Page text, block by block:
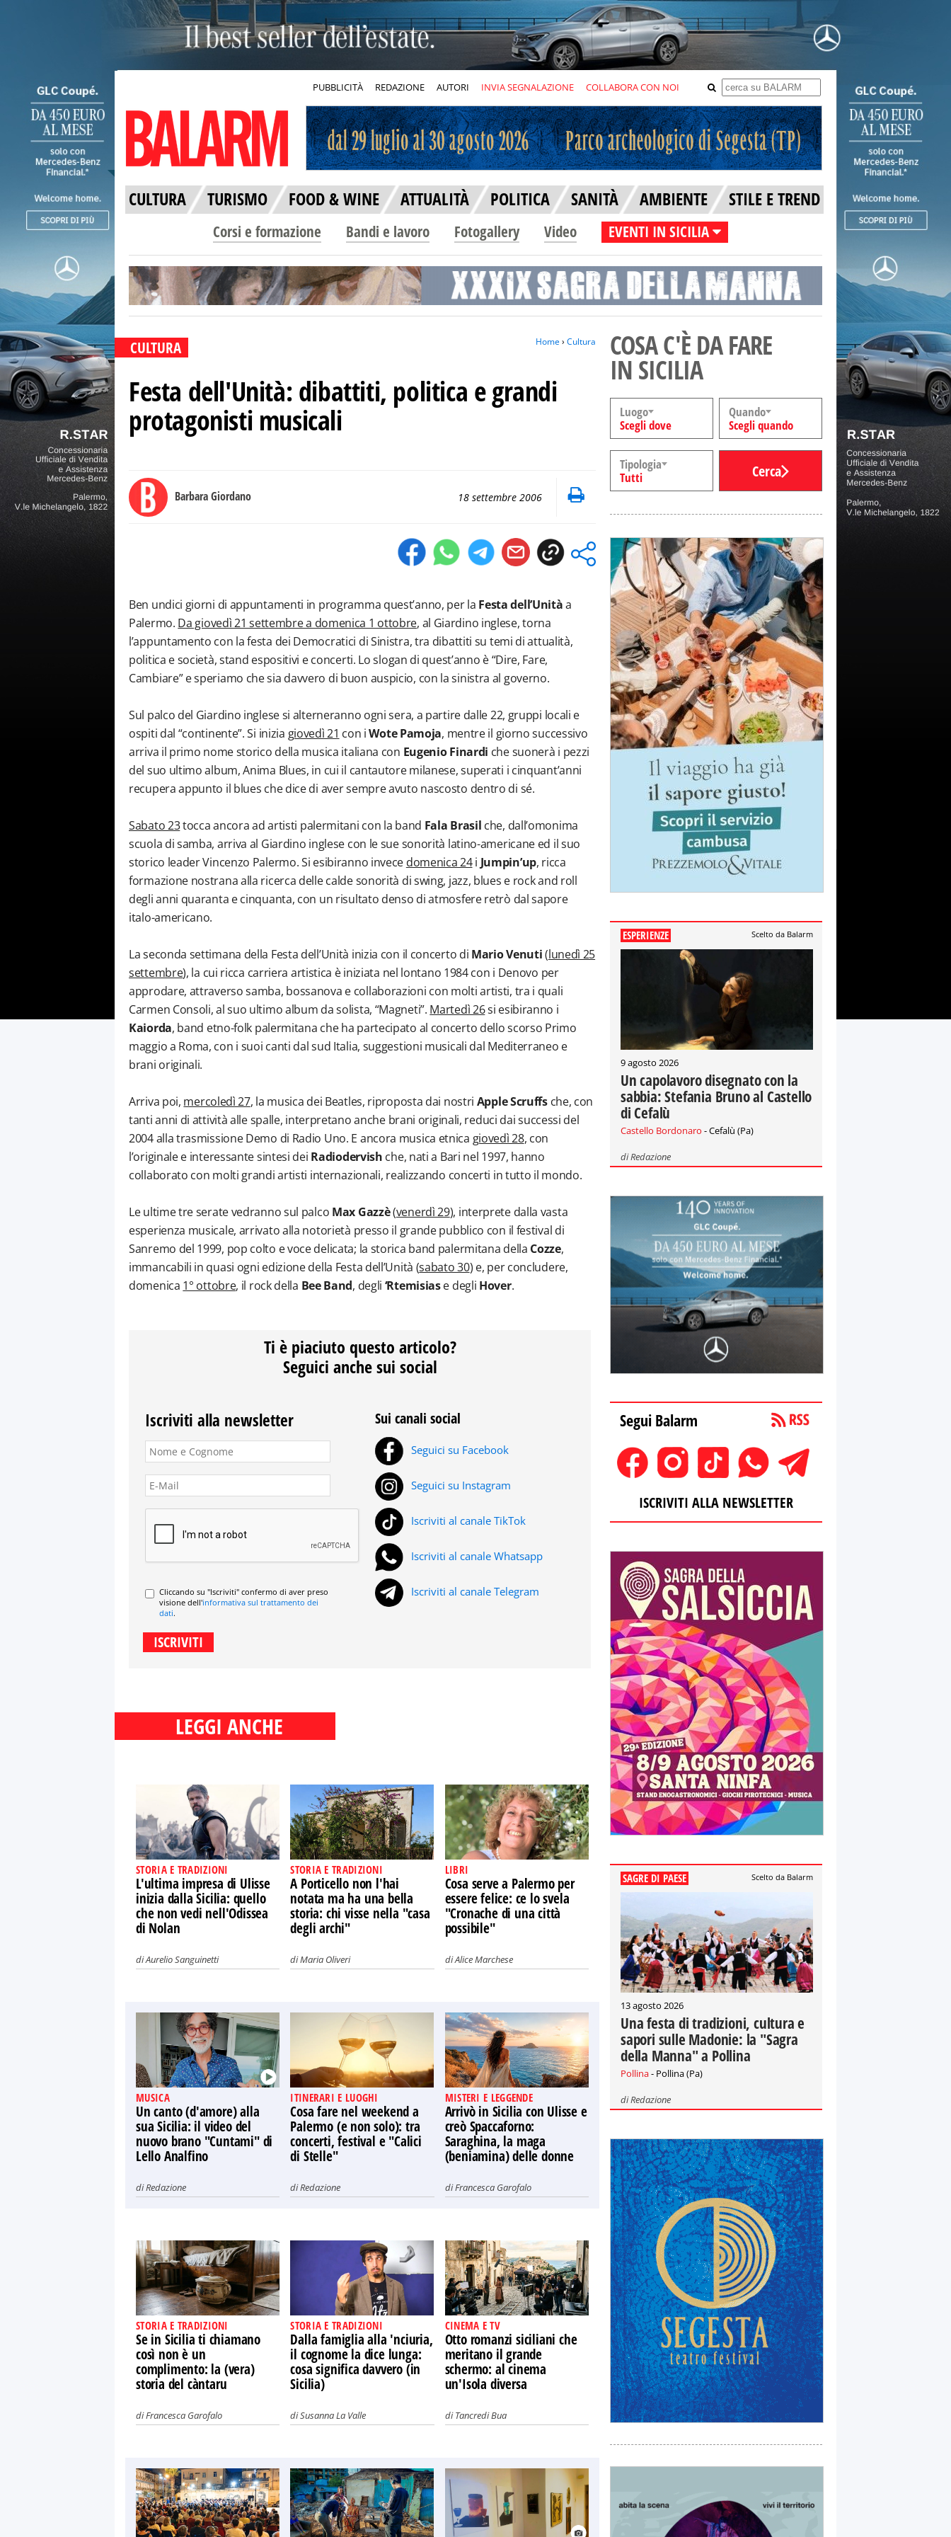
PUBBLICITÀ REDAZIONE AUTORI INVIA SEGNALAZIONE COLLABORA CON NOI
CULTURA TURISMO FOOD & WINE ATTUALITÀ POLITICA SANITÀ AMBIENTE STILE E TREND
Corsi e formazione Bandi e lavoro Fotogallery Video EVENTI IN SICILIA
CULTURA Home› Cultura
Festa dell'Unità: dibattiti, politica e grandi
protagonisti musicali
Barbara Giordano 18 settembre 2006
Ben undici giorni di appuntamenti in programma quest’anno, per la Festa dell’Unitàa
Palermo. Da giovedì 21 settembre a domenica 1 ottobre, al Giardino inglese, torna
l’appuntamento con la festa dei Democratici di Sinistra, tra dibattiti su temi di attualità,
politica e società, stand espositivi e concerti. Lo slogan di quest’anno è “Dire, Fare,
Cambiare” e speriamo che sia davvero di buon auspicio, con la sinistra al governo.
Sul palco del Giardino inglese si alterneranno ogni sera, a partire dalle 22, gruppi locali e
ospiti dal “continente”. Si inizia giovedì 21 con iWote Pamoja, mentre il giorno successivo
arriva il primo nome storico della musica italiana con Eugenio Finardi che suonerà i pezzi
del suo ultimo album, Anima Blues, in cui il cantautore milanese, superati i cinquant’anni
recupera appunto il blues che dice di aver sempre avuto nascosto dentro di sé.
Sabato 23tocca ancora ad artisti palermitani con la band Fala Brasil che, dall’omonima
scuola di samba, arriva al Giardino inglese con le sue sonorità latino-americane ed il suo
storico leader Vincenzo Palermo. Si esibiranno invece domenica 24i Jumpin’up, ricca
formazione nostrana alla ricerca delle calde sonorità di swing, jazz, blues e rock and roll
degli anni quaranta e cinquanta, con un risultato denso di atmosfere retrò dal sapore
italo-americano.
La seconda settimana della Festa dell’Unità inizia con il concerto di Mario Venuti(lunedì 25
settembre), la cui ricca carriera artistica è iniziata nel lontano 1984 con i Denovo per
approdare, attraverso samba, bossanova e collaborazioni con molti artisti, tra i quali
Carmen Consoli, al suo ultimo album da solista, “Magneti”. Martedì 26si esibiranno i
Kaiorda, band etno-folk palermitana che ha partecipato al concerto dello scorso Primo
maggio a Roma, con i suoi canti dal sud Italia, suggestioni musicali dal Mediterraneo e
brani originali.
Arriva poi, mercoledì 27, la musica dei Beatles, riproposta dai nostri Apple Scruffs che, con
tanti anni di attività alle spalle, interpretano anche brani originali, reduci dai successi del
2004 alla trasmissione Demo di Radio Uno. E ancora musica etnica giovedì 28, con
l’originale e interessante sintesi dei Radiodervish che, nati a Bari nel 1997, hanno
collaborato con molti grandi artisti internazionali, realizzando concerti in tutto il mondo.
Le ultime tre serate vedranno sul palco Max Gazzè(venerdì 29), interprete dalla vasta
esperienza musicale, arrivato alla notorietà presso il grande pubblico con il festival di
Sanremo del 1999, pop colto e voce delicata; la storica band palermitana della Cozze,
immancabili in quasi ogni edizione della Festa dell’Unità (sabato 30) e, per concludere,
domenica 1° ottobre, il rock della Bee Band, degli ‘Rtemisiase degli Hover.
Ti è piaciuto questo articolo?
Seguici anche sui social
Iscriviti alla newsletter
Cliccando su "Iscriviti" confermo di aver preso
visione dell'informativa sul trattamento dei
dati.
Sui canali social
Seguici su Facebook
Seguici su Instagram
Iscriviti al canale TikTok
Iscriviti al canale Whatsapp
Iscriviti al canale Telegram
LEGGI ANCHE
STORIA E TRADIZIONI
L'ultima impresa di Ulisse
inizia dalla Sicilia: quello
che non vedi nell'Odissea
di Nolan
diAurelio Sanguinetti
STORIA E TRADIZIONI
A Porticello non l'hai
notata ma ha una bella
storia: chi visse nella "casa
degli archi"
diMaria Oliveri
LIBRI
Cosa serve a Palermo per
essere felice: ce lo svela
"Cronache di una città
possibile"
diAlice Marchese
MUSICA
Un canto (d'amore) alla
sua Sicilia: il video del
nuovo brano "Cuntami" di
Lello Analfino
diRedazione
ITINERARI E LUOGHI
Cosa fare nel weekend a
Palermo (e non solo): tra
concerti, festival e "Calici
di Stelle"
diRedazione
MISTERI E LEGGENDE
Arrivò in Sicilia con Ulisse e
creò Spaccaforno:
Saraghina, la maga
(beniamina) delle donne
diFrancesca Garofalo
STORIA E TRADIZIONI
Se in Sicilia ti chiamano
così non è un
complimento: la (vera)
storia del càntaru
diFrancesca Garofalo
STORIA E TRADIZIONI
Dalla famiglia alla 'nciuria,
il cognome la dice lunga:
cosa significa davvero (in
Sicilia)
diSusanna La Valle
CINEMA E TV
Otto romanzi siciliani che
meritano il grande
schermo: al cinema
un'Isola diversa
diTancredi Bua
COSA C'È DA FARE
IN SICILIA
Luogo
Scegli dove
Quando
Scegli quando
Tipologia
Tutti
Cerca
ESPERIENZE Scelto da Balarm
9 agosto 2026
Un capolavoro disegnato con la
sabbia: Stefania Bruno al Castello
di Cefalù
Castello Bordonaro - Cefalù (Pa)
diRedazione
Segui Balarm
ISCRIVITI ALLA NEWSLETTER
SAGRE DI PAESE Scelto da Balarm
13 agosto 2026
Una festa di tradizioni, cultura e
sapori sulle Madonie: la "Sagra
della Manna" a Pollina
Pollina- Pollina (Pa)
diRedazione